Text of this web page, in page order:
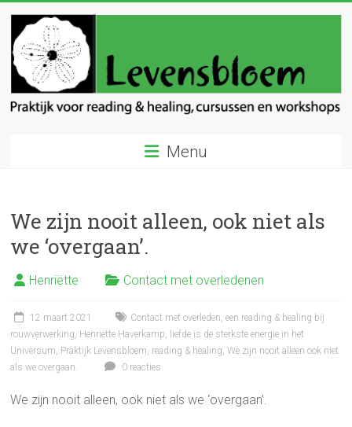
inhoud
Levensbloem
en
healing
Menu
We zijn nooit alleen, ook niet als
we ‘overgaan’.
Henriëtte Contact met overledenen
12 maart 2021 Contact met overleden,een reading & healing bij
rouwverwerking, Henriëtte Haverkamp, liefde is de sterkste energie in het
Universum, Praktijk Levensbloem, reading & healing,We zijn nooit alleen ook niet
als we overgaan.
0 reacties
We zijn nooit alleen, ook niet als we ‘overgaan’.